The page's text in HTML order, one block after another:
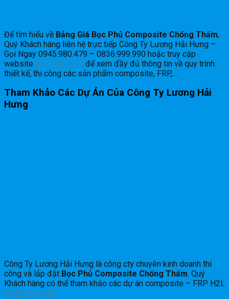
Để tìm hiểu về Bảng Giá Bọc Phủ Composite Chống Thấm,
Quý Khách hàng liên hệ trực tiếp Công Ty Lương Hải Hưng –
Gọi Ngay 0945.980.479 – 0836.999.990 hoặc truy cập
website h2lgroup.com để xem đầy đủ thông tin về quy trình
thiết kế, thi công các sản phẩm composite, FRP,…
Tham Khảo Các Dự Án Của Công Ty Lương Hải
Hưng
Công Ty Lương Hải Hưng là công cty chuyên kinh doanh thi
công và lắp đặt Bọc Phủ Composite Chống Thấm. Quý
Khách hàng có thể tham khảo các dự án composite – FRP H2L
NGAY TẠI ĐÂY